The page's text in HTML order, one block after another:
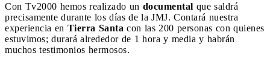
Con Tv2000 hemos realizado un documental que saldrá
precisamente durante los días de la JMJ. Contará nuestra
experiencia en Tierra Santa con las 200 personas con quienes
estuvimos; durará alrededor de 1 hora y media y habrán
muchos testimonios hermosos.